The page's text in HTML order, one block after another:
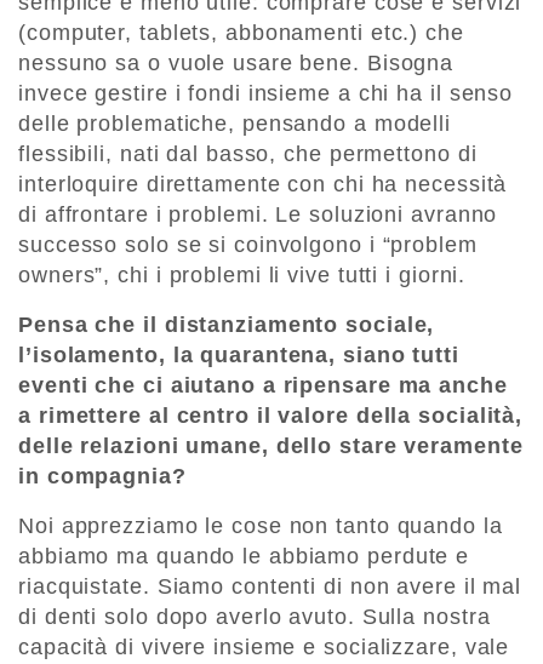
(computer, tablets, abbonamenti etc.) che
nessuno sa o vuole usare bene. Bisogna
invece gestire i fondi insieme a chi ha il senso
delle problematiche, pensando a modelli
flessibili, nati dal basso, che permettono di
interloquire direttamente con chi ha necessità
di affrontare i problemi. Le soluzioni avranno
successo solo se si coinvolgono i “problem
owners”, chi i problemi li vive tutti i giorni.
Pensa che il distanziamento sociale,
l’isolamento, la quarantena, siano tutti
eventi che ci aiutano a ripensare ma anche
a rimettere al centro il valore della socialità,
delle relazioni umane, dello stare veramente
in compagnia?
Noi apprezziamo le cose non tanto quando la
abbiamo ma quando le abbiamo perdute e
riacquistate. Siamo contenti di non avere il mal
di denti solo dopo averlo avuto. Sulla nostra
capacità di vivere insieme e socializzare, vale